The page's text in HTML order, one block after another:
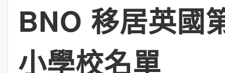
BNO 移居英國
小學校名單